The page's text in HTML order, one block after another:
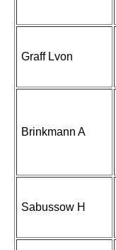
Graff Lvon
Brinkmann A
Sabussow H